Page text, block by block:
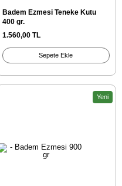
Badem Ezmesi Teneke Kutu
400 gr.
1.560,00 TL
Sepete Ekle
Yeni